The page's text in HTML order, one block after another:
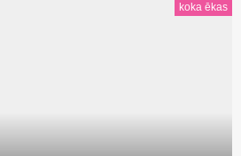
koka ēkas